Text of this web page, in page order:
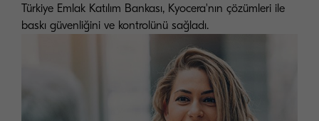
Türkiye Emlak Katılım Bankası, Kyocera'nın çözümleri ile
baskı güvenliğini ve kontrolünü sağladı.